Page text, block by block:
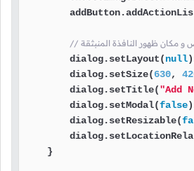
و مكان ظهور النافذة المنبثقة
        dialog.setLayout(
null
        dialog.setSize(
630,
        dialog.setTitle(
"Add
        dialog.setModal(
false
        dialog.setResizable(
    }